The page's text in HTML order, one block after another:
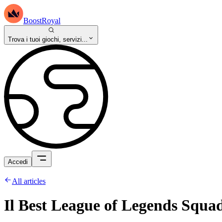
BoostRoyal
Trova i tuoi giochi, servizi...
Accedi
All articles
Il Best League of Legends